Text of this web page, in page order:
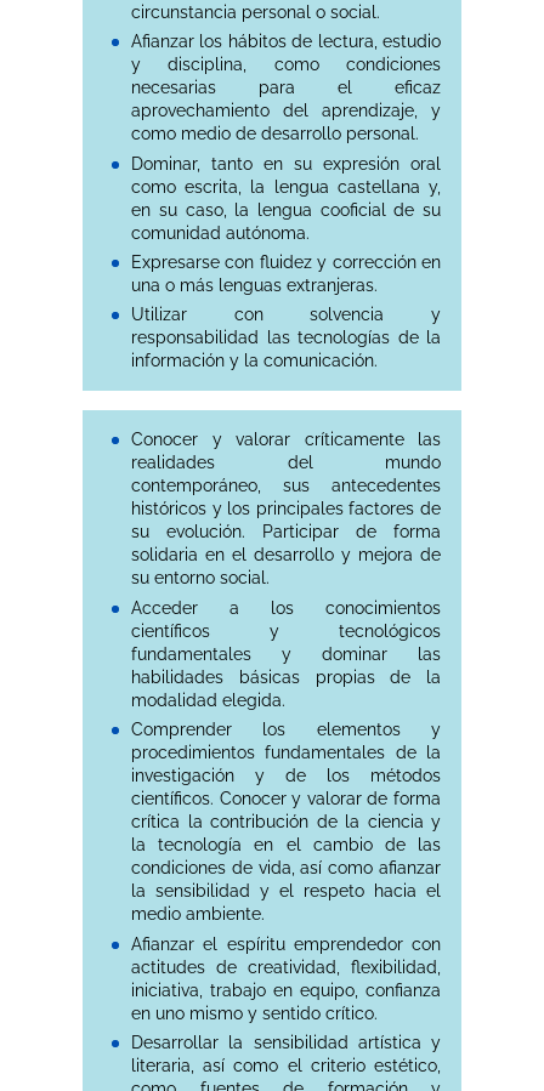
circunstancia personal o social.
Afianzar los hábitos de lectura, estudio
y disciplina, como condiciones
necesarias para el eficaz
aprovechamiento del aprendizaje, y
como medio de desarrollo personal.
Dominar, tanto en su expresión oral
como escrita, la lengua castellana y,
en su caso, la lengua cooficial de su
comunidad autónoma.
Expresarse con fluidez y corrección en
una o más lenguas extranjeras.
Utilizar con solvencia y
responsabilidad las tecnologías de la
información y la comunicación.
Conocer y valorar críticamente las
realidades del mundo
contemporáneo, sus antecedentes
históricos y los principales factores de
su evolución. Participar de forma
solidaria en el desarrollo y mejora de
su entorno social.
Acceder a los conocimientos
científicos y tecnológicos
fundamentales y dominar las
habilidades básicas propias de la
modalidad elegida.
Comprender los elementos y
procedimientos fundamentales de la
investigación y de los métodos
científicos. Conocer y valorar de forma
crítica la contribución de la ciencia y
la tecnología en el cambio de las
condiciones de vida, así como afianzar
la sensibilidad y el respeto hacia el
medio ambiente.
Afianzar el espíritu emprendedor con
actitudes de creatividad, flexibilidad,
iniciativa, trabajo en equipo, confianza
en uno mismo y sentido crítico.
Desarrollar la sensibilidad artística y
literaria, así como el criterio estético,